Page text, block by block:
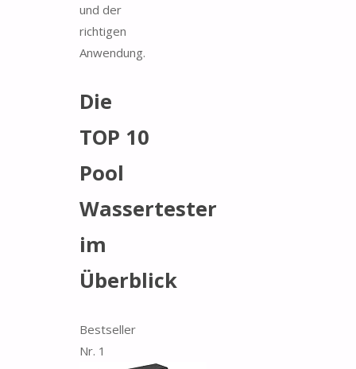
und der
richtigen
Anwendung.
Die
TOP 10
Pool
Wassertester
im
Überblick
Bestseller
Nr. 1